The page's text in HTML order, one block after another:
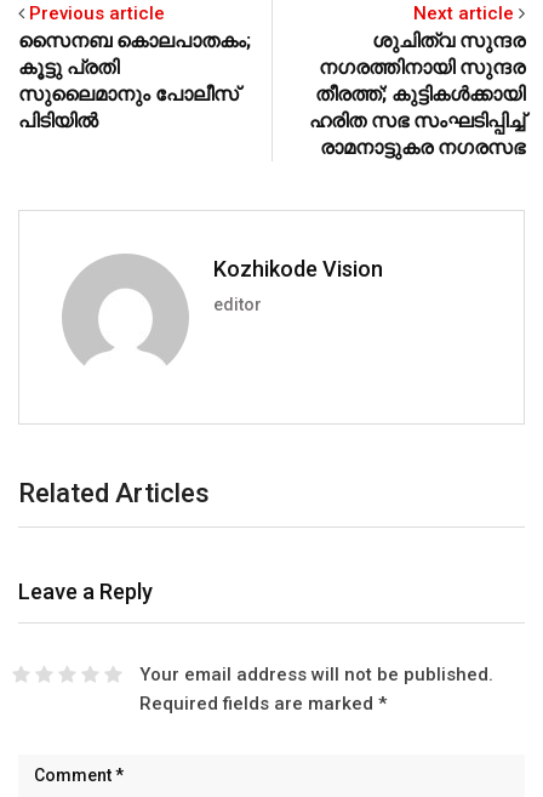
Previous article
സൈനബ കൊലപാതകം;
കൂട്ടു പ്രതി
സുലൈമാനും പോലീസ്
പിടിയില്‍
Next article
ശുചിത്വ സുന്ദര
നഗരത്തിനായി സുന്ദര
തീരത്ത്; കുട്ടികള്‍ക്കായി
ഹരിത സഭ സംഘടിപ്പിച്ച്
രാമനാട്ടുകര നഗരസഭ
Kozhikode Vision
editor
Related Articles
Leave a Reply
Your email address will not be published.
Required fields are marked *